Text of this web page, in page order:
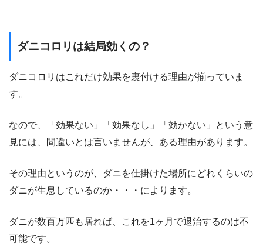
ダニコロリは結局効くの？
ダニコロリはこれだけ効果を裏付ける理由が揃っていま
す。
なので、「効果ない」「効果なし」「効かない」という意
見には、間違いとは言いませんが、ある理由があります。
その理由というのが、ダニを仕掛けた場所にどれくらいの
ダニが生息しているのか・・・によります。
ダニが数百万匹も居れば、これを1ヶ月で退治するのは不
可能です。